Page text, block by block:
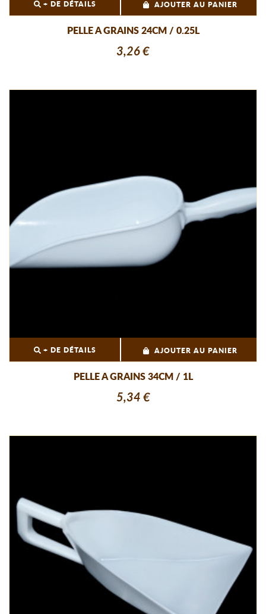
+ DE DÉTAILS AJOUTER AU PANIER
PELLE A GRAINS 24CM / 0.25L
3,26 €
+ DE DÉTAILS AJOUTER AU PANIER
PELLE A GRAINS 34CM / 1L
5,34 €